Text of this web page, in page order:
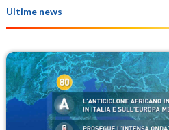
Ultime news